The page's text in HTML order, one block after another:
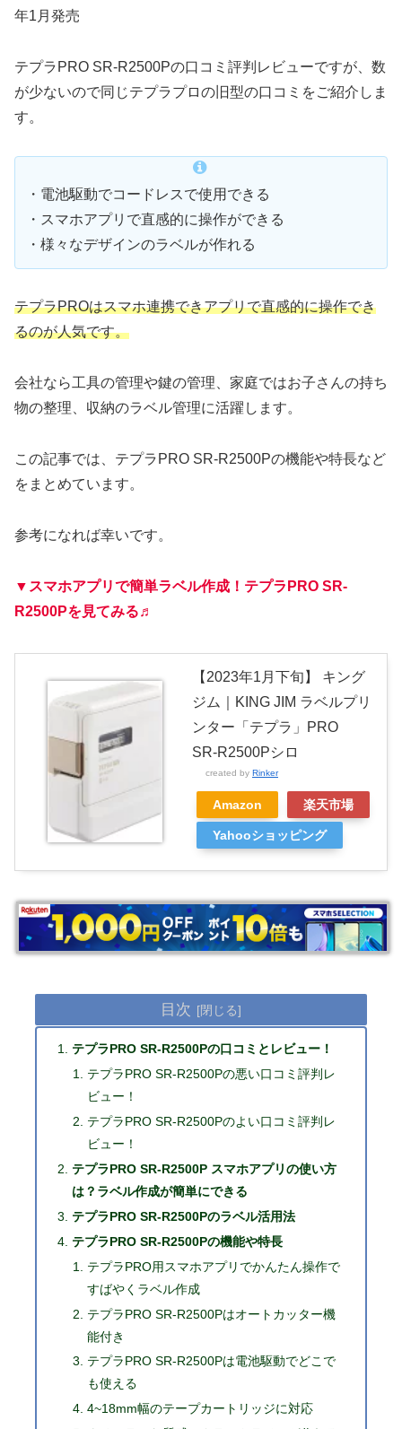
年1月発売
テプラPRO SR-R2500Pの口コミ評判レビューですが、数
が少ないので同じテプラプロの旧型の口コミをご紹介しま
す。
・電池駆動でコードレスで使用できる
・スマホアプリで直感的に操作ができる
・様々なデザインのラベルが作れる
テプラPROはスマホ連携できアプリで直感的に操作でき
るのが人気です。
会社なら工具の管理や鍵の管理、家庭ではお子さんの持ち
物の整理、収納のラベル管理に活躍します。
この記事では、テプラPRO SR-R2500Pの機能や特長など
をまとめています。
参考になれば幸いです。
▼スマホアプリで簡単ラベル作成！テプラPRO SR-
R2500Pを見てみる♬
【2023年1月下旬】 キング
ジム｜KING JIM ラベルプリ
ンター「テプラ」PRO
SR-R2500Pシロ
created by Rinker
Amazon 楽天市場
Yahooショッピング
目次
テプラPRO SR-R2500Pの口コミとレビュー！
テプラPRO SR-R2500Pの悪い口コミ評判レ
ビュー！
テプラPRO SR-R2500Pのよい口コミ評判レ
ビュー！
テプラPRO SR-R2500P スマホアプリの使い方
は？ラベル作成が簡単にできる
テプラPRO SR-R2500Pのラベル活用法
テプラPRO SR-R2500Pの機能や特長
テプラPRO用スマホアプリでかんたん操作で
すばやくラベル作成
テプラPRO SR-R2500Pはオートカッター機
能付き
テプラPRO SR-R2500Pは電池駆動でどこで
も使える
4~18mm幅のテープカートリッジに対応